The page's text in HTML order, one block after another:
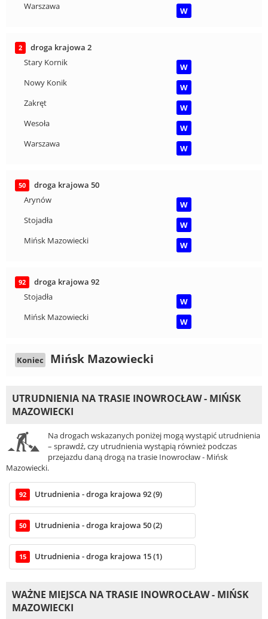
Warszawa
W
2
droga krajowa 2
Stary Kornik
W
Nowy Konik
W
Zakręt
W
Wesoła
W
Warszawa
W
50
droga krajowa 50
Arynów
W
Stojadła
W
Mińsk Mazowiecki
W
92
droga krajowa 92
Stojadła
W
Mińsk Mazowiecki
W
Koniec Mińsk Mazowiecki
UTRUDNIENIA NA TRASIE INOWROCŁAW - MIŃSK
MAZOWIECKI
Na drogach wskazanych poniżej mogą wystąpić utrudnienia
– sprawdź, czy utrudnienia wystąpią również podczas
przejazdu daną drogą na trasie Inowrocław - Mińsk
Mazowiecki.
92 Utrudnienia - droga krajowa 92 (9)
50 Utrudnienia - droga krajowa 50 (2)
15 Utrudnienia - droga krajowa 15 (1)
WAŻNE MIEJSCA NA TRASIE INOWROCŁAW - MIŃSK
MAZOWIECKI